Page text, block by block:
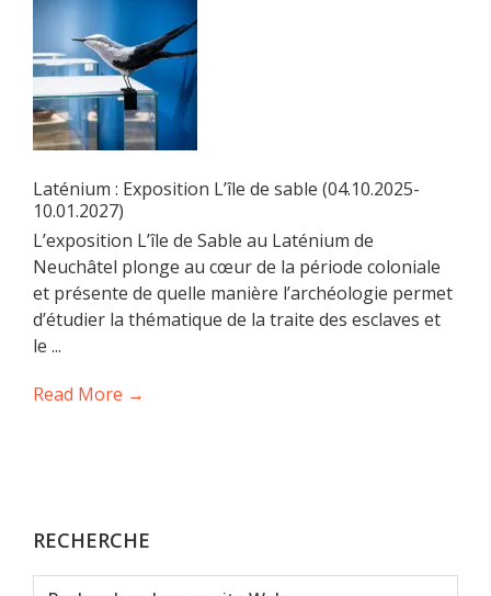
Laténium : Exposition L’île de sable (04.10.2025-
10.01.2027)
L’exposition L’île de Sable au Laténium de
Neuchâtel plonge au cœur de la période coloniale
et présente de quelle manière l’archéologie permet
d’étudier la thématique de la traite des esclaves et
le ...
Read More →
RECHERCHE
Rechercher